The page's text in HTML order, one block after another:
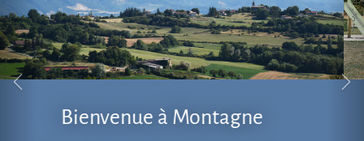
Aire de jeux au cœur du village.